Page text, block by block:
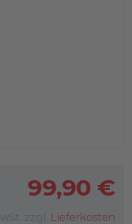
99,90 €
zzgl. Lieferkosten